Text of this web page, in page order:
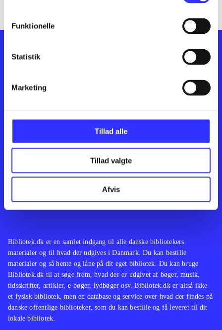
Funktionelle
Statistik
Marketing
Tillad alle
Tillad valgte
Afvis Feedback
Bibliotek.dk er en samlet indgang til alle danske bibliotekers
materialer og til hvad der udgives i Danmark. Du kan bestille
materialer og så hente og låne på dit eget bibliotek. Du kan bruge
Bibliotek.dk til at søge frem, hvad der er udgivet af bøger, musik,
tidsskrifter, artikler, e-bøger, lydbøger osv. Bibliotek.dk er altså ikke
et fysisk bibliotek, men en database og service over hvad der findes på
danske offentlige biblioteker, som du kan bestille og få leveret til dit
lokale bibliotek.
Kontakt os
English
Artikler
Film
Musik
Noder